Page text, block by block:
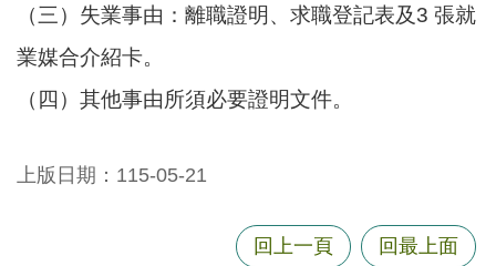
信
箱
常
題
（三）失業事由：離職證明、求職登記表及3 張就
業媒合介紹卡。
（四）其他事由所須必要證明文件。
上版日期：115-05-21
回上一頁 回最上面